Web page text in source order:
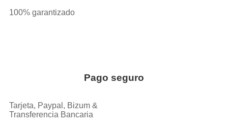
100% garantizado
Pago seguro
Tarjeta, Paypal, Bizum &
Transferencia Bancaria